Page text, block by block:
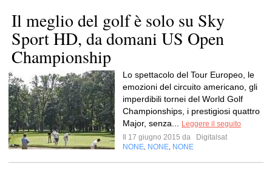
Il meglio del golf è solo su Sky
Sport HD, da domani US Open
Championship
Lo spettacolo del Tour Europeo, le
emozioni del circuito americano, gli
imperdibili tornei del World Golf
Championships, i prestigiosi quattro
Major, senza...
Leggere il seguito
Il 17 giugno 2015 da
Digitalsat
NONE NONE NONE